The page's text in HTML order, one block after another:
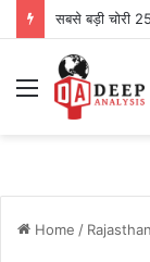
सबसे बड़ी चोरी
Menu
Home / Rajasthan